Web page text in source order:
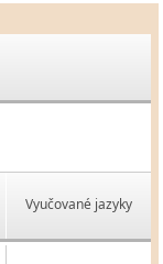
Vyučované jazyky